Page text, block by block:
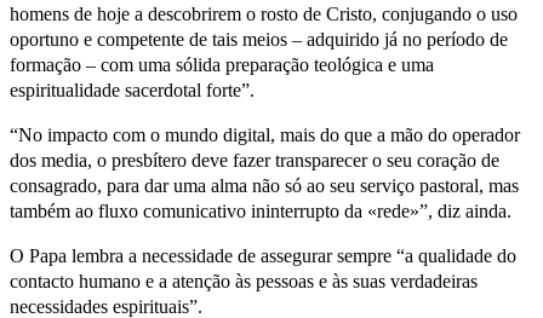
homens de hoje a descobrirem o rosto de Cristo, conjugando o uso
oportuno e competente de tais meios – adquirido já no período de
formação – com uma sólida preparação teológica e uma
espiritualidade sacerdotal forte”.
“No impacto com o mundo digital, mais do que a mão do operador
dos media, o presbítero deve fazer transparecer o seu coração de
consagrado, para dar uma alma não só ao seu serviço pastoral, mas
também ao fluxo comunicativo ininterrupto da «rede»”, diz ainda.
O Papa lembra a necessidade de assegurar sempre “a qualidade do
contacto humano e a atenção às pessoas e às suas verdadeiras
necessidades espirituais”.